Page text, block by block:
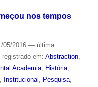
nos tempos
05/2016 — última
em: Abstraction,
Academia, História,
, Institucional , Pesquisa,